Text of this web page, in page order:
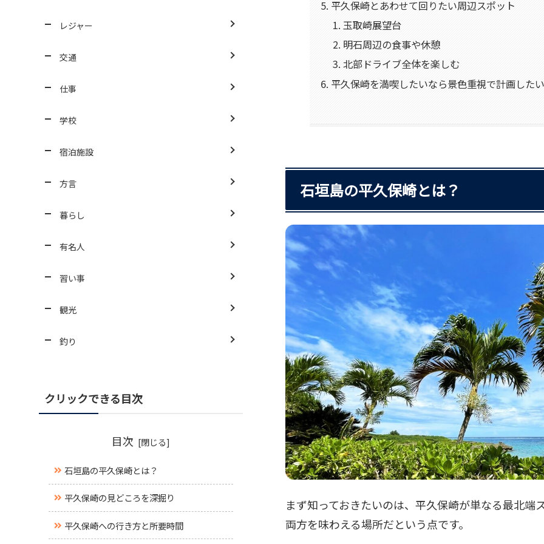
平久保崎とあわせて回りたい周辺スポット
玉取崎展望台
明石周辺の食事や休憩
北部ドライブ全体を楽しむ
平久保崎を満喫したいなら景色重視で計画した
石垣島の平久保崎とは？
まず知っておきたいのは、平久保崎が単なる最北
両方を味わえる場所だという点です。
レジャー
交通
仕事
学校
宿泊施設
方言
暮らし
有名人
習い事
観光
釣り
クリックできる目次
目次
石垣島の平久保崎とは？
平久保崎の見どころを深掘り
平久保崎への行き方と所要時間